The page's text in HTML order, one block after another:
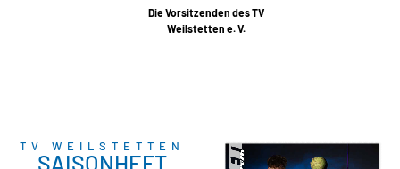
Die Vorsitzenden des TV
Weilstetten e. V.
TV WEILSTETTEN
SAISONHEFT